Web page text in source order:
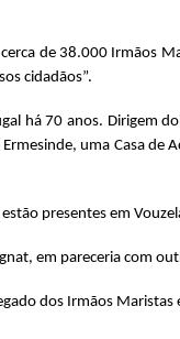
de 38.000 Irmãos
cidadãos”.
há 70 anos. Dirigem
uma Casa de
presentes em
em pareceria com
dos Irmãos Maristas